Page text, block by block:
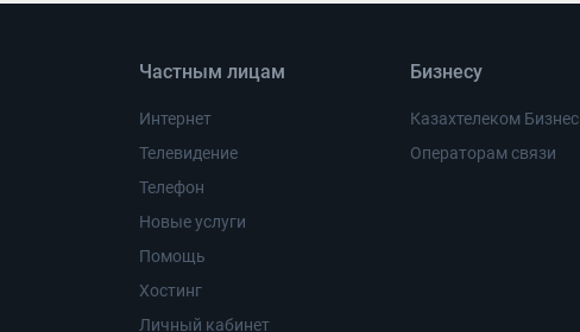
Частным лицам
Интернет
Телевидение
Телефон
Новые услуги
Помощь
Хостинг
Личный кабинет
Бизнесу
Казахтелеком Бизнес
Операторам связи